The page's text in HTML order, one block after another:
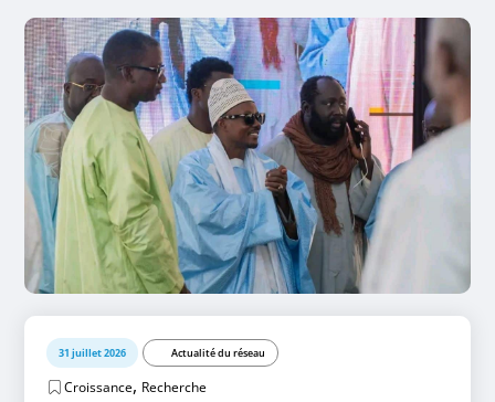
31 juillet 2026 Actualité du réseau
Croissance, Recherche